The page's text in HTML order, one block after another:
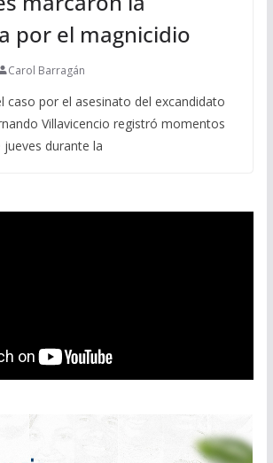
por el magnicidio
Carol Barragán
caso por el asesinato del excandidato
Villavicencio registró momentos
durante la